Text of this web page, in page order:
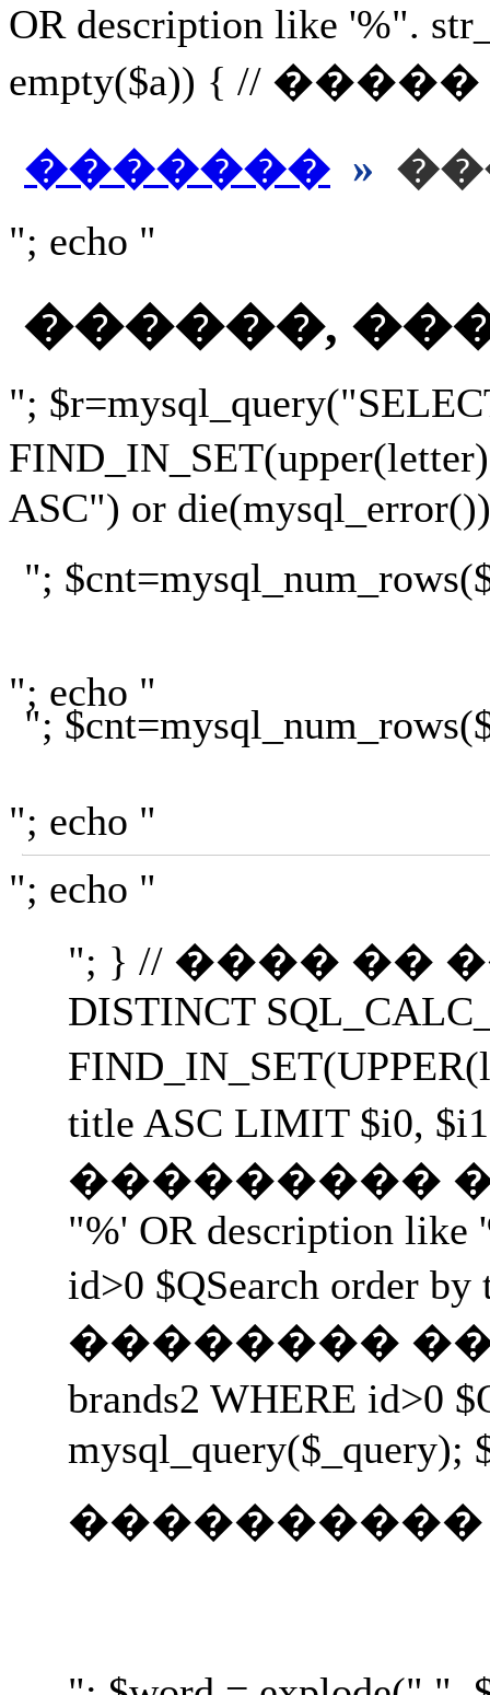
OR description like
empty($a)) { //
������� »
"; echo "
������,
";
ASC") or
";
"; echo "
";
"; echo "
"; echo "
"; } // ���� ��
DISTINCT
title ASC LIMIT
���������
"%' OR description like
id>0 $QSearch
�������� ����
brands2 WHERE
mysql_query($_query);